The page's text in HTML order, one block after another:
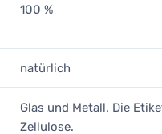
100 %
natürlich
Glas und Metall. Die
Zellulose.